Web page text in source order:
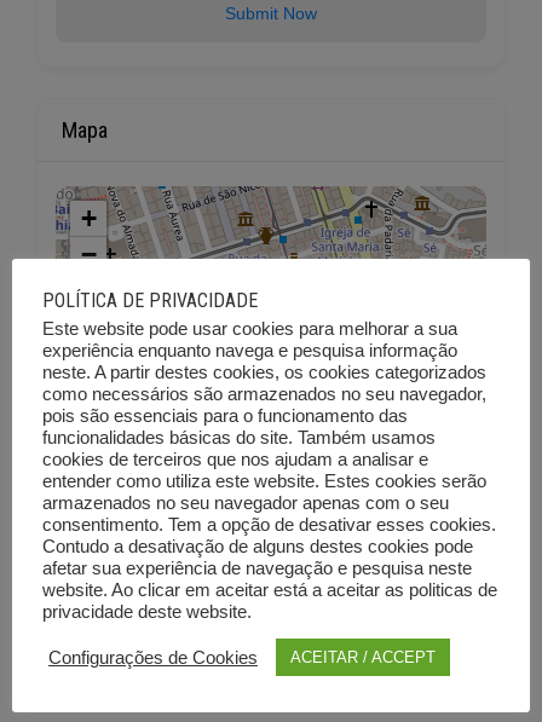
Submit Now
Mapa
+
−
PorDiretorio anunciante
POLÍTICA DE PRIVACIDADE
Este website pode usar cookies para melhorar a sua
experiência enquanto navega e pesquisa informação
neste. A partir destes cookies, os cookies categorizados
como necessários são armazenados no seu navegador,
pois são essenciais para o funcionamento das
funcionalidades básicas do site. Também usamos
cookies de terceiros que nos ajudam a analisar e
entender como utiliza este website. Estes cookies serão
armazenados no seu navegador apenas com o seu
consentimento. Tem a opção de desativar esses cookies.
Contudo a desativação de alguns destes cookies pode
afetar sua experiência de navegação e pesquisa neste
website. Ao clicar em aceitar está a aceitar as politicas de
privacidade deste website.
Configurações de Cookies ACEITAR / ACCEPT